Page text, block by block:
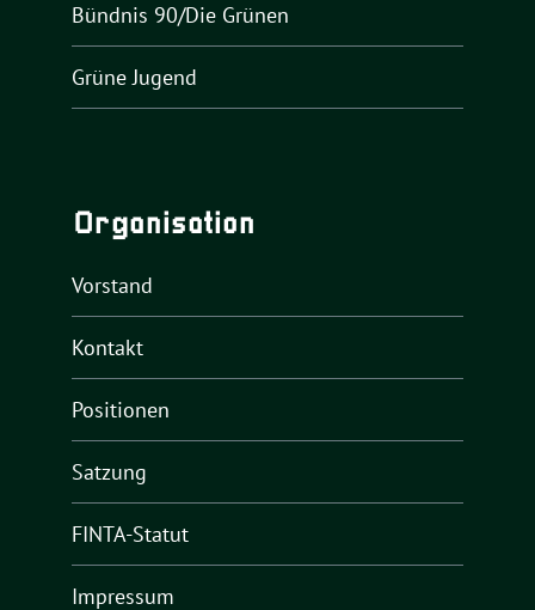
Bündnis 90/Die Grünen
Grüne Jugend
Organisation
Vorstand
Kontakt
Positionen
Satzung
FINTA-Statut
Impressum